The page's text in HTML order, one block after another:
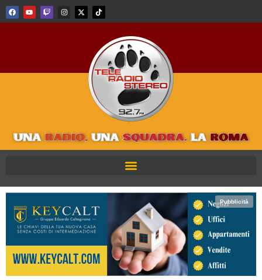
Pubblicità